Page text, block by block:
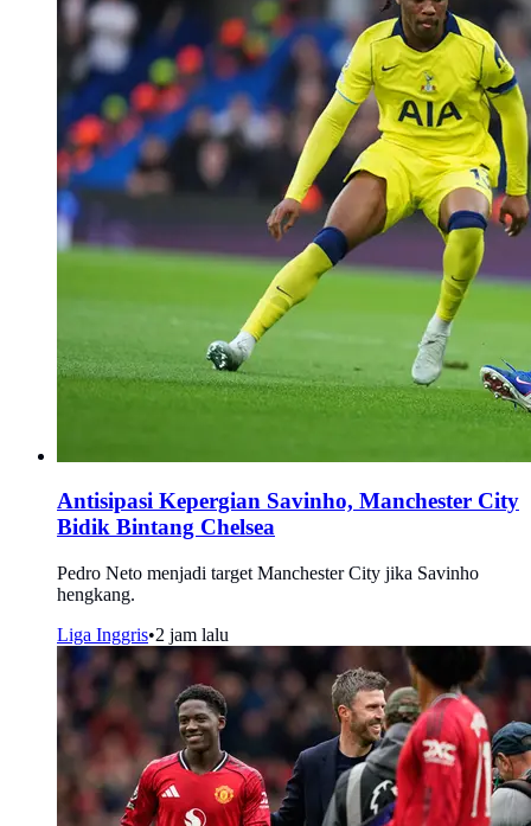
Antisipasi Kepergian Savinho, Manchester City
Bidik Bintang Chelsea
Pedro Neto menjadi target Manchester City jika Savinho
hengkang.
Liga Inggris•2 jam lalu